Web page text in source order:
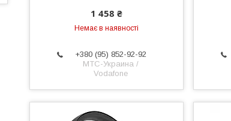
1 458 ₴
Немає в наявності
+380 (95) 852-92-92
МТС-Украина /
Vodafone